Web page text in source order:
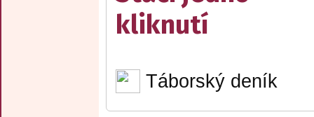
kliknutí
Táborský deník